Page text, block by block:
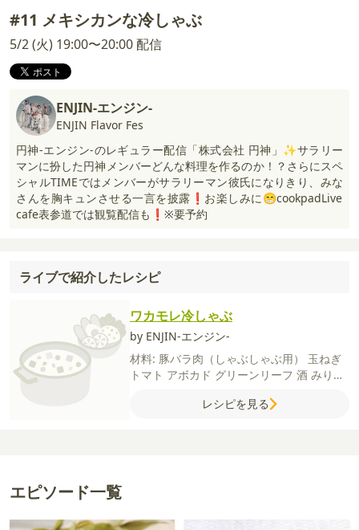
#11 メキシカンな冷しゃぶ
5/2 (火) 19:00〜20:00 配信
ENJIN-エンジン-
ENJIN Flavor Fes
円神-エンジン-のレギュラー配信「株式会社 円神」✨サラリー
マンに扮した円神メンバーどんな料理を作るのか！？さらにスペ
シャルTIMEではメンバーがサラリーマン彼氏になりきり、みな
さんを胸キュンさせる一言を披露❗️お楽しみに😁cookpadLive
cafe表参道では観覧配信も❗️※要予約
ライブで紹介したレシピ
ワカモレ冷しゃぶ
by ENJIN-エンジン-
材料: 豚バラ肉（しゃぶしゃぶ用） 玉ねぎ
トマト アボカド グリーンリーフ 酒 みりん
にんにく（すりおろし）タバスコ
レシピを見る
エピソード一覧